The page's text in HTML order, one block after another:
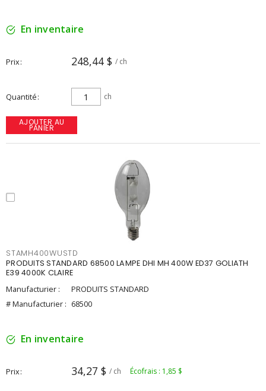
En inventaire
Prix 248,44 $ / ch
Quantité ch
AJOUTER AU
PANIER
STAMH400WUSTD
PRODUITS STANDARD 68500 LAMPE DHI MH 400W ED37 GOLIATH
E39 4000K CLAIRE
Manufacturier :
PRODUITS STANDARD
# Manufacturier : 68500
En inventaire
Prix 34,27 $ / ch Écofrais : 1,85 $